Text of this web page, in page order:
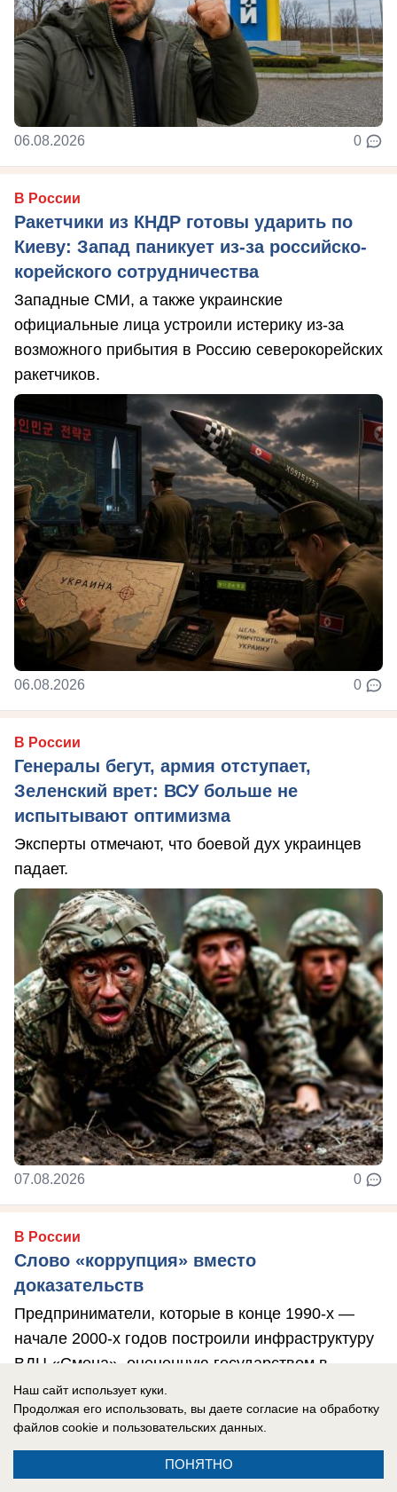
06.08.2026 0
В России
Ракетчики из КНДР готовы ударить по
Киеву: Запад паникует из-за российско-
корейского сотрудничества
Западные СМИ, а также украинские
официальные лица устроили истерику из-за
возможного прибытия в Россию северокорейских
ракетчиков.
06.08.2026 0
В России
Генералы бегут, армия отступает,
Зеленский врет: ВСУ больше не
испытывают оптимизма
Эксперты отмечают, что боевой дух украинцев
падает.
07.08.2026 0
В России
Слово «коррупция» вместо
доказательств
Предприниматели, которые в конце 1990-х —
начале 2000-х годов построили инфраструктуру
ВДЦ «Смена», оцененную государством в ...
Наш сайт использует куки.
Продолжая его использовать, вы даете согласие на обработку
файлов cookie и пользовательских данных.
ПОНЯТНО